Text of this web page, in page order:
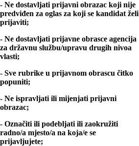
- Ne dostavljati prijavni obrazac koji nije
predviđen za oglas za koji se kandidat želi
prijaviti;
- Ne dostavljati prijavne obrasce agencija
za državnu službu/upravu drugih nivoa
vlasti;
- Sve rubrike u prijavnom obrascu čitko
popuniti;
- Ne ispravljati ili mijenjati prijavni
obrazac;
- Označiti ili podebljati ili zaokružiti
radno/a mjesto/a na koja/e se
prijavljujete;